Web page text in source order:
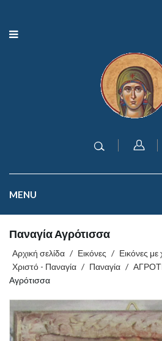
MENU
Παναγία Αγρότισσα
Αρχική σελίδα / Εικόνες / Εικόνες με
Χριστό - Παναγία / Παναγία /
Αγρότισσα